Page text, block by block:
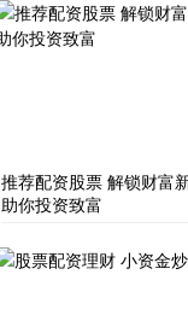
推荐配资股票 解锁财富
助你投资致富